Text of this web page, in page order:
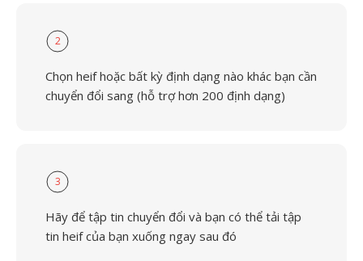
2
Chọn heif hoặc bất kỳ định dạng nào khác bạn cần
chuyển đổi sang (hỗ trợ hơn 200 định dạng)
3
Hãy để tập tin chuyển đổi và bạn có thể tải tập
tin heif của bạn xuống ngay sau đó